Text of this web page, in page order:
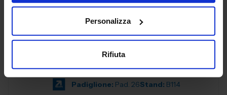
Personalizza
Rifiuta
ALEX SPA
MATERIALI NON FERROSI E LEGHE
Padiglione: Pad. 26Stand: B114